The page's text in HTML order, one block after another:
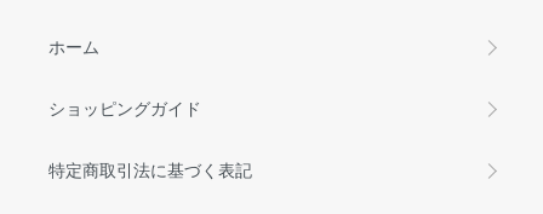
ホーム
ショッピングガイド
特定商取引法に基づく表記